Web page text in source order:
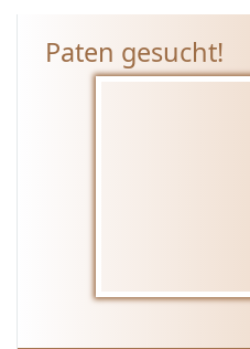
Paten gesucht!